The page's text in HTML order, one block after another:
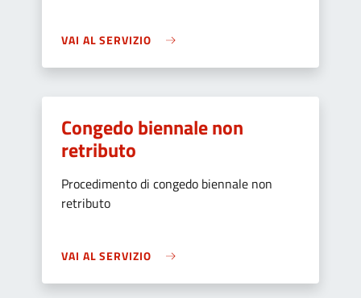
VAI AL SERVIZIO
Congedo biennale non
retributo
Procedimento di congedo biennale non
retributo
VAI AL SERVIZIO